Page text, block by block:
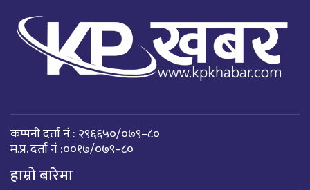
कम्पनी दर्ता नं : २९६६५०/०७९–८०
म.प्र. दर्ता नं :००१७/०७९–८०
हाम्रो बारेमा